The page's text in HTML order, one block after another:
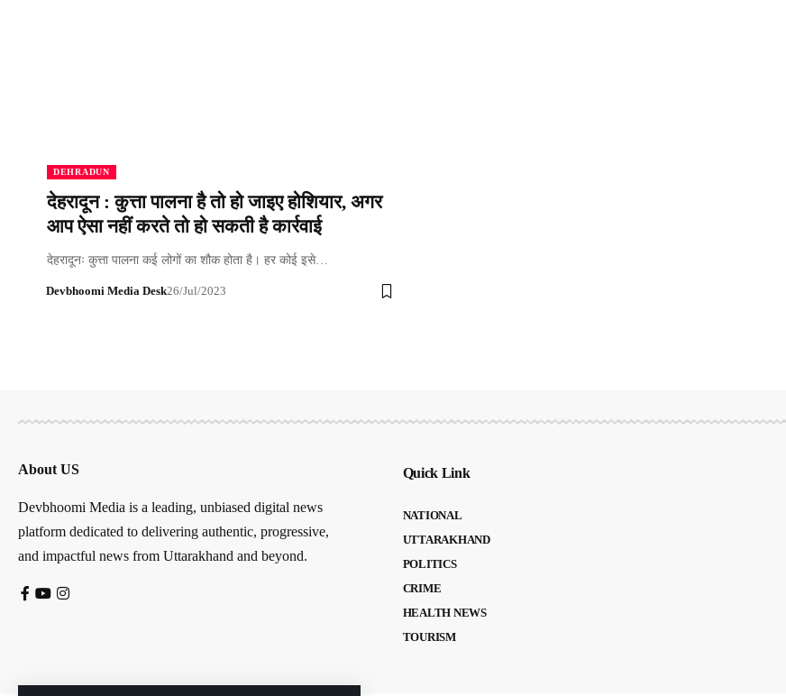
DEHRADUN
देहरादून : कुत्ता पालना है तो हो जाइए होशियार, अगर
आप ऐसा नहीं करते तो हो सकती है कार्रवाई
देहरादूनः कुत्ता पालना कई लोगों का शौक होता है। हर कोई इसे…
Devbhoomi Media Desk26/Jul/2023
About US
Devbhoomi Media is a leading, unbiased digital news
platform dedicated to delivering authentic, progressive,
and impactful news from Uttarakhand and beyond.
Quick Link
NATIONAL
UTTARAKHAND
POLITICS
CRIME
HEALTH NEWS
TOURISM